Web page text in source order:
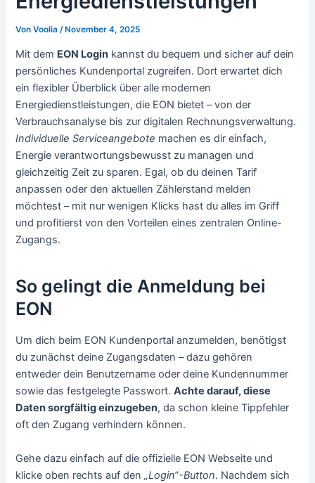
VonVoolia/November 4, 2025
Mit dem EON Login kannst du bequem und sicher auf dein
persönliches Kundenportal zugreifen. Dort erwartet dich
ein flexibler Überblick über alle modernen
Energiedienstleistungen, die EON bietet – von der
Verbrauchsanalyse bis zur digitalen Rechnungsverwaltung.
Individuelle Serviceangebote machen es dir einfach,
Energie verantwortungsbewusst zu managen und
gleichzeitig Zeit zu sparen. Egal, ob du deinen Tarif
anpassen oder den aktuellen Zählerstand melden
möchtest – mit nur wenigen Klicks hast du alles im Griff
und profitierst von den Vorteilen eines zentralen Online-
Zugangs.
So gelingt die Anmeldung bei
EON
Um dich beim EON Kundenportal anzumelden, benötigst
du zunächst deine Zugangsdaten – dazu gehören
entweder dein Benutzername oder deine Kundennummer
sowie das festgelegte Passwort.Achte darauf, diese
Daten sorgfältig einzugeben, da schon kleine Tippfehler
oft den Zugang verhindern können.
Gehe dazu einfach auf die offizielle EON Webseite und
klicke oben rechts auf den„Login“-Button. Nachdem sich